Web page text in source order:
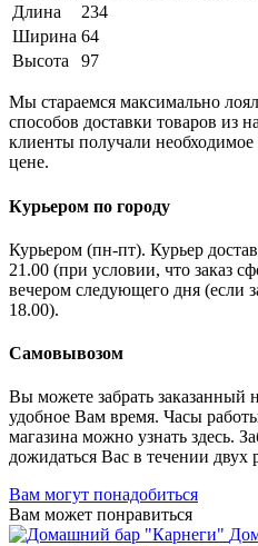
Длина
234
Ширина 64
Высота
97
Мы стараемся максимально
способов доставки товаров из
клиенты получали
цене.
Курьером по городу
Курьером (пн-пт). Курьер
21.00 (при условии, что заказ
вечером следующего дня (если
18.00).
Самовывозом
Вы можете забрать заказанный
удобное Вам время. Часы
магазина можно узнать здесь.
дожидаться Вас в течении двух
Вам могут понадобиться
Вам может понравиться